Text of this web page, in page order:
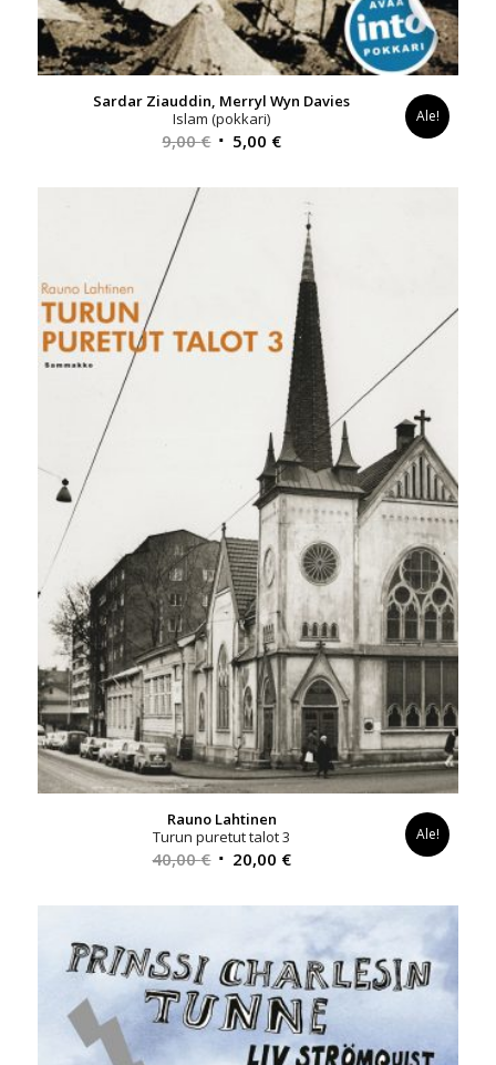
Sardar Ziauddin, Merryl Wyn Davies
Islam (pokkari)
9,00€ Alkuperäinen
oli:
5,00 €Nykyinen
on:
5,00 €.
Ale!
Rauno Lahtinen
Turun puretut talot 3
40,00€ Alkuperäinen
oli:
20,00 €Nykyinen
on:
20,00 €.
Ale!